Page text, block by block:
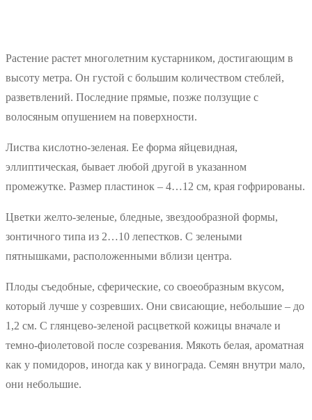
Растение растет многолетним кустарником, достигающим в
высоту метра. Он густой с большим количеством стеблей,
разветвлений. Последние прямые, позже ползущие с
волосяным опушением на поверхности.
Листва кислотно-зеленая. Ее форма яйцевидная,
эллиптическая, бывает любой другой в указанном
промежутке. Размер пластинок – 4…12 см, края гофрированы.
Цветки желто-зеленые, бледные, звездообразной формы,
зонтичного типа из 2…10 лепестков. С зелеными
пятнышками, расположенными вблизи центра.
Плоды съедобные, сферические, со своеобразным вкусом,
который лучше у созревших. Они свисающие, небольшие – до
1,2 см. С глянцево-зеленой расцветкой кожицы вначале и
темно-фиолетовой после созревания. Мякоть белая, ароматная
как у помидоров, иногда как у винограда. Семян внутри мало,
они небольшие.